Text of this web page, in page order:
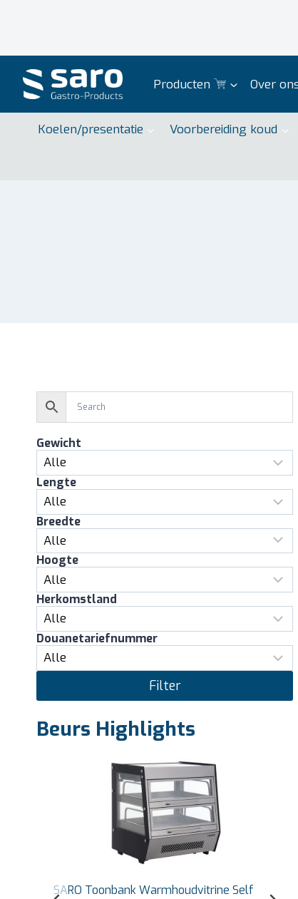
Producten Over
Koelen/presentatie Voorbereiding koud
Gewicht
Lengte
Breedte
Hoogte
Herkomstland
Douanetariefnummer
Filter
Beurs Highlights
SARO Toonbank Warmhoudvitrine Self